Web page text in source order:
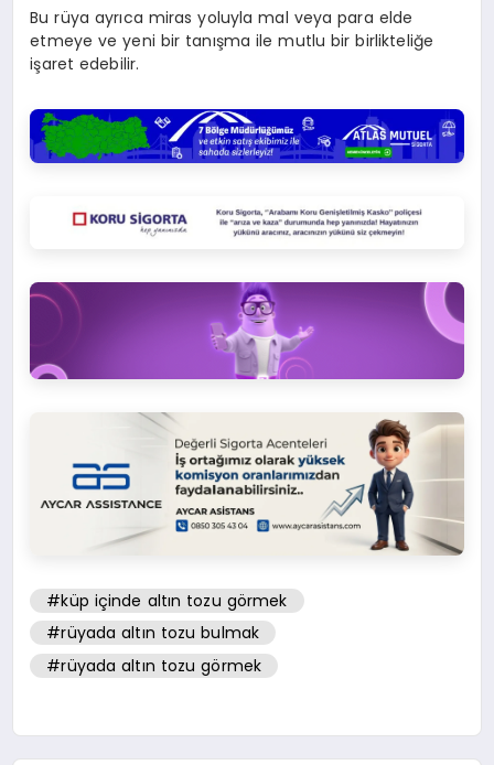
Bu rüya ayrıca miras yoluyla mal veya para elde
etmeye ve yeni bir tanışma ile mutlu bir birlikteliğe
işaret edebilir.
#küp içinde altın tozu görmek
#rüyada altın tozu bulmak
#rüyada altın tozu görmek